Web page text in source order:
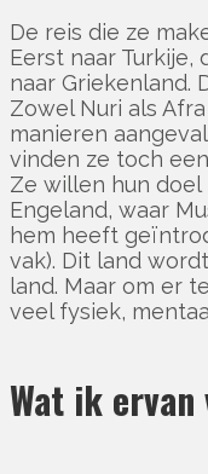
De reis die ze
Eerst naar
naar Griekenland.
Zowel Nuri als
manieren
vinden ze toch
Ze willen hun
Engeland, waar
hem heeft
vak). Dit land
land. Maar om er
veel fysiek,
Wat ik ervan